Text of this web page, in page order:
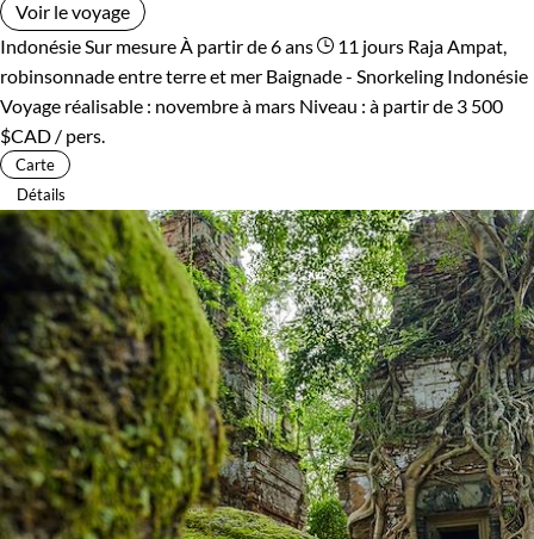
Voir le voyage
Indonésie Sur mesure À partir de 6 ans 11 jours Raja Ampat,
robinsonnade entre terre et mer Baignade - Snorkeling Indonésie
Voyage réalisable : novembre à mars Niveau : à partir de 3 500
$CAD / pers.
Carte
Détails